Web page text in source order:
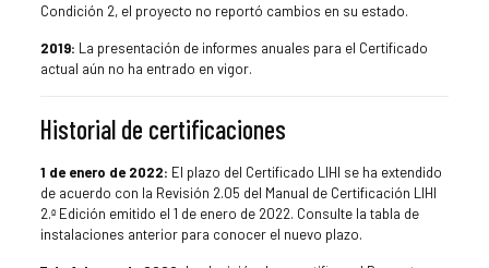
Condición 2, el proyecto no reportó cambios en su estado.
2019: La presentación de informes anuales para el Certificado
actual aún no ha entrado en vigor.
Historial de certificaciones
1 de enero de 2022: El plazo del Certificado LIHI se ha extendido
de acuerdo con la Revisión 2.05 del Manual de Certificación LIHI
2.ª Edición emitido el 1 de enero de 2022. Consulte la tabla de
instalaciones anterior para conocer el nuevo plazo.